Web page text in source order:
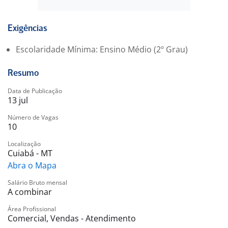
capacidade de trabalhar em equipe, atuar com
Requisitos:
• Ensino Médio Completo.
• Boa comunicação e capacidade de trabalhar em
equipe.
• Disponibilidade de horário: finais de semanas,
feriados e noturnos - Escala 6x1
• Não é necessária experiência.
Benefícios:
• VR
• Seguro de vida
• Parceira Wellhub (Gympass)
Exigências
Escolaridade Mínima: Ensino Médio (2º Grau)
Resumo
Data de Publicação
13 jul
Número de Vagas
10
Localização
Cuiabá - MT
Abra o Mapa
Salário Bruto mensal
A combinar
Área Profissional
Comercial, Vendas - Atendimento